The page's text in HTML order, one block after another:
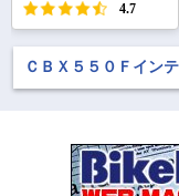
4.7
ＣＢＸ５５０Ｆイン